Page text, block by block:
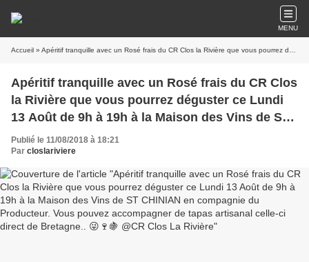
MENU
Accueil » Apéritif tranquille avec un Rosé frais du CR Clos la Rivière que vous pourrez déguster ce Lundi 13 Août de 9h à 19h à la Maison des Vins de ST CHINIAN en compagnie du Producteur. Vous pouvez accompagner de tapas artisanal celle-ci direct de Bretagne.. 😜🍷🍇 @CR Clos La Rivière
Apéritif tranquille avec un Rosé frais du CR Clos
la Rivière que vous pourrez déguster ce Lundi
13 Août de 9h à 19h à la Maison des Vins de ST
CHINIAN en compagnie du Producteur. Vous
pouvez accompagner de tapas artisanal celle-ci
direct de Bretagne.. 😜🍷🍇 @CR Clos La Rivière
Publié le 11/08/2018 à 18:21
Par closlariviere